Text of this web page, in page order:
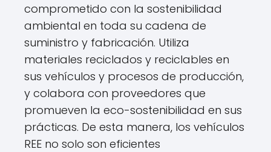
comprometido con la sostenibilidad
ambiental en toda su cadena de
suministro y fabricación. Utiliza
materiales reciclados y reciclables en
sus vehículos y procesos de producción,
y colabora con proveedores que
promueven la eco-sostenibilidad en sus
prácticas. De esta manera, los vehículos
REE no solo son eficientes